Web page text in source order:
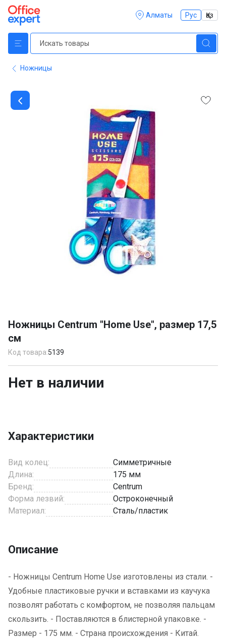
Алматы Рус Қаз
Ножницы
of
1
Ножницы Centrum "Home Use", размер 17,5
см
Код товара:5139
Нет в наличии
Характеристики
Вид колец:
Симметричные
Длина:
175 мм
Бренд:
Centrum
Форма лезвий:
Остроконечный
Материал:
Сталь/пластик
Описание
- Ножницы Centrum Home Use изготовлены из стали. -
Удобные пластиковые ручки и вставками из каучука
позволят работать с комфортом, не позволяя пальцам
скользить. - Поставляются в блистерной упаковке. -
Размер - 175 мм. - Страна происхождения - Китай.